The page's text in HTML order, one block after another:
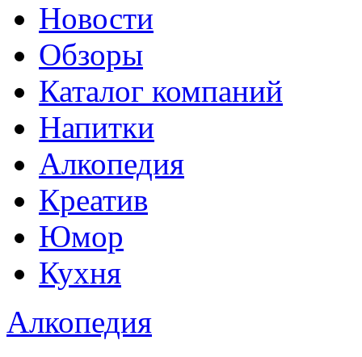
Новости
Обзоры
Каталог компаний
Напитки
Алкопедия
Креатив
Юмор
Кухня
Алкопедия